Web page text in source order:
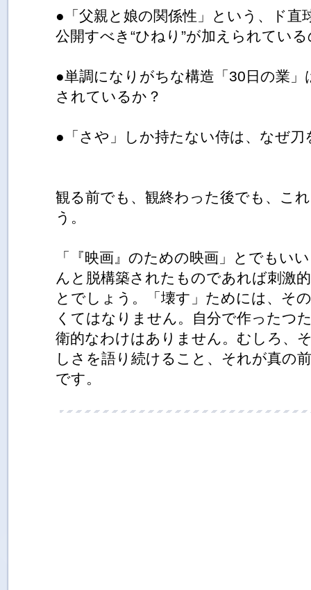
●「父親と娘の関係性」という、ド直
公開すべき“ひねり”が加えられてい
●単調になりがちな構造「30日の業
されているか？
●「さや」しか持たない侍は、なぜ
観る前でも、観終わった後でも、こ
う。
「『映画』のための映画」とでもい
んと脱構築されたものであれば刺激
とでしょう。「壊す」ためには、そ
くてはなりません。自分で作ったつ
衛的なわけはありません。むしろ、
しさを語り続けること、それが真の
です。